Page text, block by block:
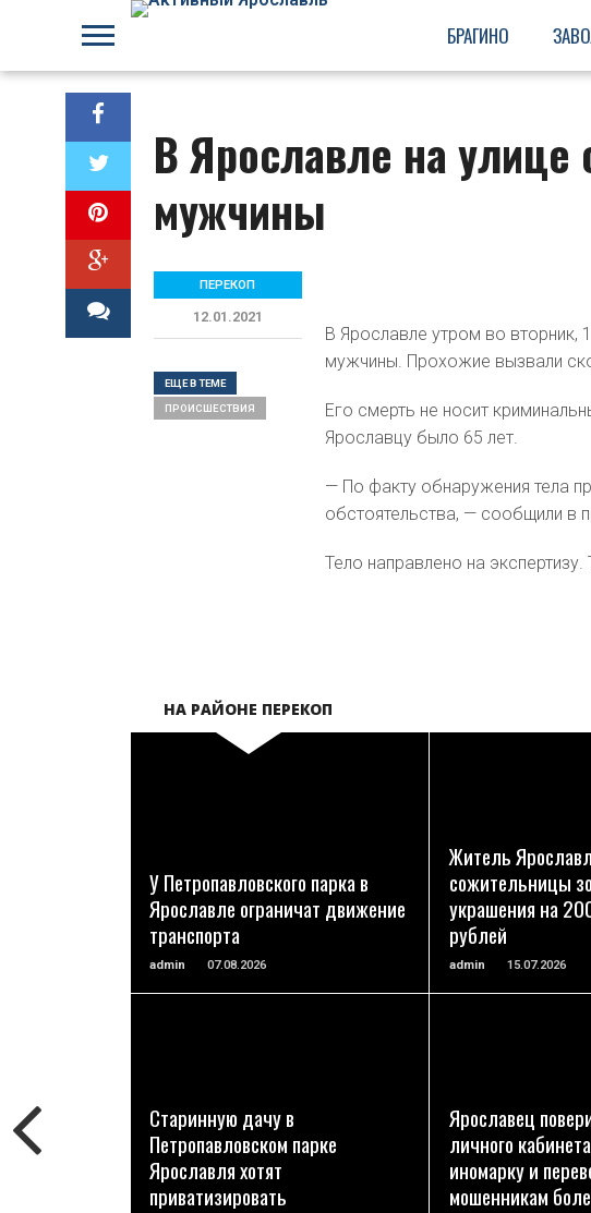
БРАГИНО
В Ярославле на улице
мужчины
В Ярославле утром во вторник,
мужчины. Прохожие вызвали
Его смерть не носит
Ярославцу было 65 лет.
— По факту обнаружения тела
обстоятельства, — сообщили в
Тело направлено на
ПЕРЕКОП
12.01.2021
ЕЩЕ В ТЕМЕ
ПРОИСШЕСТВИЯ
НА РАЙОНЕ ПЕРЕКОП
У Петропавловского парка в
Ярославле ограничат движение
транспорта
admin 07.08.2026
Житель
сожительницы
украшения на
рублей
admin 15.07.2026
Старинную дачу в
Петропавловском парке
Ярославля хотят
приватизировать
Ярославец
личного
иномарку и
мошенникам